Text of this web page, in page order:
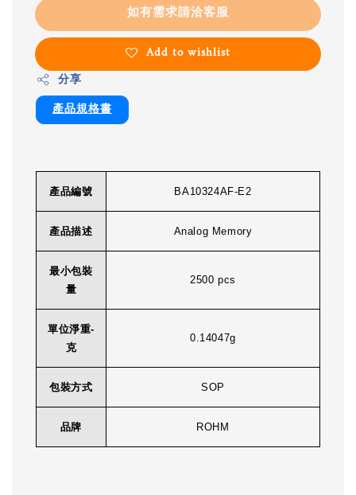
如有需求請洽客服
Add to wishlist
分享
產品規格書
產品編號 BA10324AF-E2
產品描述 Analog Memory
最小包裝
量
2500 pcs
單位淨重-
克
0.14047g
包裝方式 SOP
品牌 ROHM